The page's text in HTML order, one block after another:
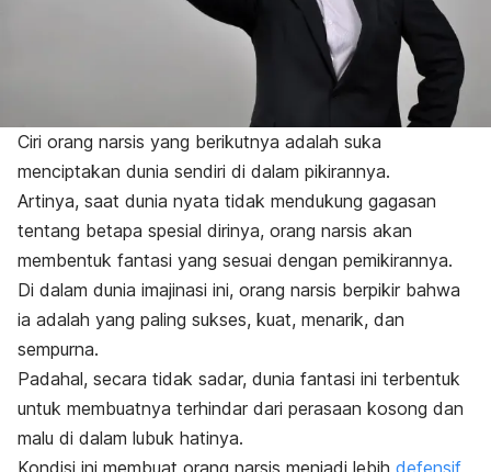
Ciri orang narsis yang berikutnya adalah suka
menciptakan dunia sendiri di dalam pikirannya.
Artinya, saat dunia nyata tidak mendukung gagasan
tentang betapa spesial dirinya, orang narsis akan
membentuk fantasi yang sesuai dengan pemikirannya.
Di dalam dunia imajinasi ini, orang narsis berpikir bahwa
ia adalah yang paling sukses, kuat, menarik, dan
sempurna.
Padahal, secara tidak sadar, dunia fantasi ini terbentuk
untuk membuatnya terhindar dari perasaan kosong dan
malu di dalam lubuk hatinya.